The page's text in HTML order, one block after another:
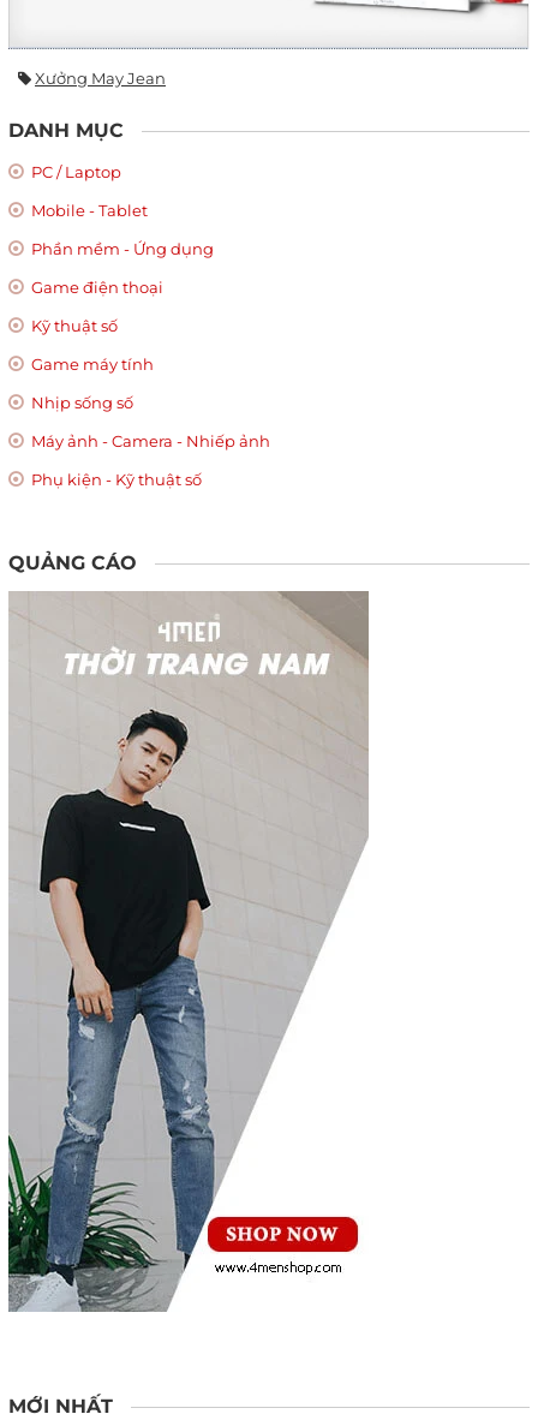
Xưởng May Jean
DANH MỤC
PC / Laptop
Mobile - Tablet
Phần mềm - Ứng dụng
Game điện thoại
Kỹ thuật số
Game máy tính
Nhịp sống số
Máy ảnh - Camera - Nhiếp ảnh
Phụ kiện - Kỹ thuật số
QUẢNG CÁO
MỚI NHẤT